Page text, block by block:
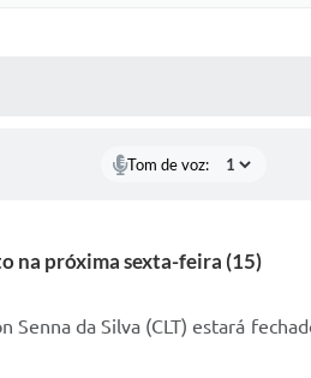
Tom de voz:
na próxima sexta-feira (15)
da Silva (CLT) estará